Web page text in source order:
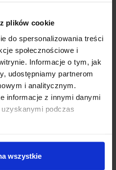
plików cookie
do spersonalizowania treści
społecznościowe i
Informacje o tym, jak
udostępniamy partnerom
i analitycznym.
informacje z innymi danymi
podczas
wszystkie